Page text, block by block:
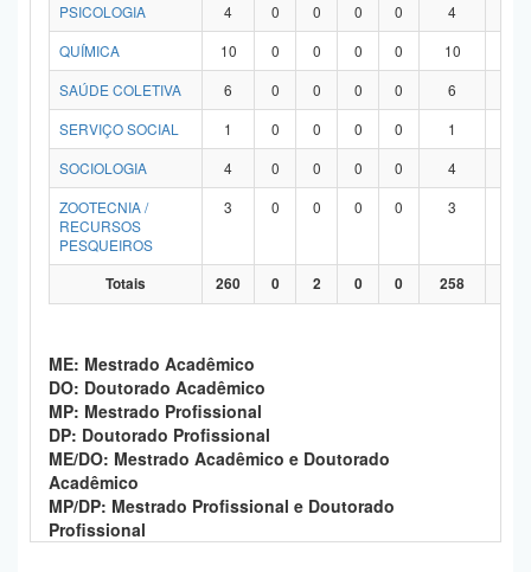
PSICOLOGIA 4 0 0 0 0 4
QUÍMICA
10 0 0 0 0 10
SAÚDE COLETIVA
6 0 0 0 0 6
SERVIÇO SOCIAL
1 0 0 0 0 1
SOCIOLOGIA
4 0 0 0 0 4
ZOOTECNIA /
RECURSOS
PESQUEIROS
3 0 0 0 0 3
Totais 260 0 2 0 0 258
ME: Mestrado Acadêmico
DO: Doutorado Acadêmico
MP: Mestrado Profissional
DP: Doutorado Profissional
ME/DO: Mestrado Acadêmico e Doutorado
Acadêmico
MP/DP: Mestrado Profissional e Doutorado
Profissional